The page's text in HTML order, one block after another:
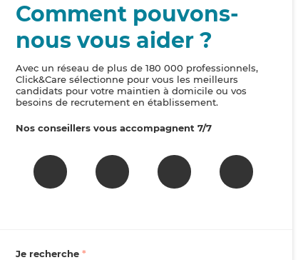
Comment pouvons-
nous vous aider ?
Avec un réseau de plus de 180 000 professionnels,
Click&Care sélectionne pour vous les meilleurs
candidats pour votre maintien à domicile ou vos
besoins de recrutement en établissement.
Nos conseillers vous accompagnent 7/7
Je recherche